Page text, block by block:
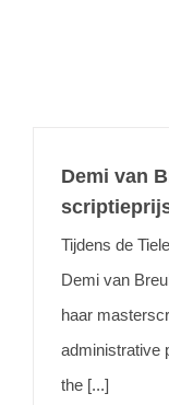
Demi van
Tijdens de
Demi van
haar
administrative
the [...]